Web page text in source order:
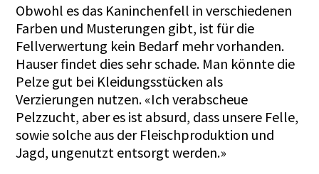
Obwohl es das Kaninchenfell in verschiedenen
Farben und Musterungen gibt, ist für die
Fellverwertung kein Bedarf mehr vorhanden.
Hauser findet dies sehr schade. Man könnte die
Pelze gut bei Kleidungsstücken als
Verzierungen nutzen. «Ich verabscheue
Pelzzucht, aber es ist absurd, dass unsere Felle,
sowie solche aus der Fleischproduktion und
Jagd, ungenutzt entsorgt werden.»